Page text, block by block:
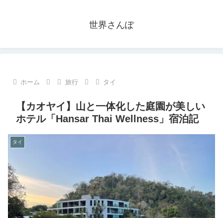
世界さんぽ
ホーム 旅行 タイ
【カオヤイ】山と一体化した庭園が美しい
ホテル「Hansar Thai Wellness」宿泊記
タイ